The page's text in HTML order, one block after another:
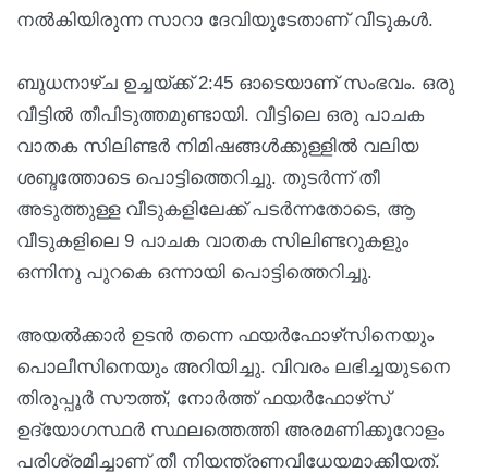
നൽകിയിരുന്ന സാറാ ദേവിയുടേതാണ് വീടുകൾ.
ബുധനാഴ്ച ഉച്ചയ്ക്ക് 2:45 ഓടെയാണ് സംഭവം. ഒരു
വീട്ടിൽ തീപിടുത്തമുണ്ടായി. വീട്ടിലെ ഒരു പാചക
വാതക സിലിണ്ടർ നിമിഷങ്ങൾക്കുള്ളിൽ വലിയ
ശബ്ദത്തോടെ പൊട്ടിത്തെറിച്ചു. തുടർന്ന് തീ
അടുത്തുള്ള വീടുകളിലേക്ക് പടർന്നതോടെ, ആ
വീടുകളിലെ 9 പാചക വാതക സിലിണ്ടറുകളും
ഒന്നിനു പുറകെ ഒന്നായി പൊട്ടിത്തെറിച്ചു.
അയൽക്കാർ ഉടൻ തന്നെ ഫയർഫോഴ്‌സിനെയും
പൊലീസിനെയും അറിയിച്ചു. വിവരം ലഭിച്ചയുടനെ
തിരുപ്പൂർ സൗത്ത്, നോർത്ത് ഫയർഫോഴ്‌സ്
ഉദ്യോഗസ്ഥർ സ്ഥലത്തെത്തി അരമണിക്കൂറോളം
പരിശ്രമിച്ചാണ് തീ നിയന്ത്രണവിധേയമാക്കിയത്.